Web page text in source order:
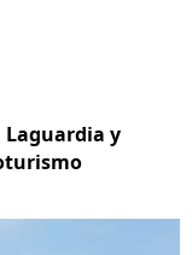
Laguardia y